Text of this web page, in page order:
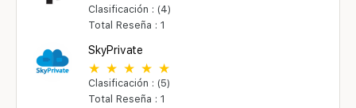
Clasificación : (4)
Total Reseña : 1
SkyPrivate
Clasificación : (5)
Total Reseña : 1